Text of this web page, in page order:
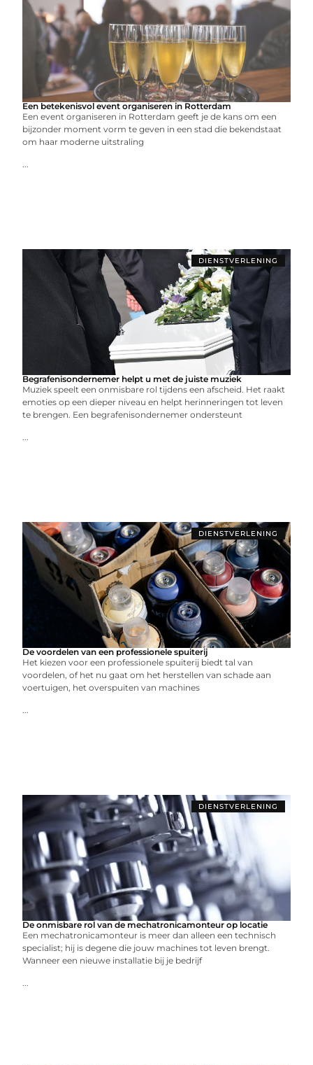
Een betekenisvol event organiseren in Rotterdam
Een event organiseren in Rotterdam geeft je de kans om een
bijzonder moment vorm te geven in een stad die bekendstaat
om haar moderne uitstraling
...
DIENSTVERLENING
Begrafenisondernemer helpt u met de juiste muziek
Muziek speelt een onmisbare rol tijdens een afscheid. Het raakt
emoties op een dieper niveau en helpt herinneringen tot leven
te brengen. Een begrafenisondernemer ondersteunt
...
DIENSTVERLENING
De voordelen van een professionele spuiterij
Het kiezen voor een professionele spuiterij biedt tal van
voordelen, of het nu gaat om het herstellen van schade aan
voertuigen, het overspuiten van machines
...
DIENSTVERLENING
De onmisbare rol van de mechatronicamonteur op locatie
Een mechatronicamonteur is meer dan alleen een technisch
specialist; hij is degene die jouw machines tot leven brengt.
Wanneer een nieuwe installatie bij je bedrijf
...